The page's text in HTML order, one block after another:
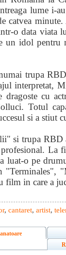
lume i-
catvea
o data viata
un idol pentru
trupa
interpretat,
dragoste cu
Totul
si a stiut
si trupa RBD
La
luat-o pe
"Terminales",
film in care a
, cantaret, artist,